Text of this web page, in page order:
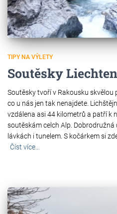
TIPY NA VÝLETY
Soutěsky
Soutěsky tvoří v Rakousku
co u nás jen tak nenajdete.
vzdálena asi 44 kilometrů a patří k
soutěskám celch Alp. Dobrodružná
lávkách i tunelem. S kočárkem si
Číst více…